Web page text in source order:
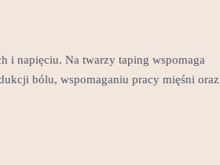
i napięciu. Na twarzy taping wspomaga
bólu, wspomaganiu pracy mięśni oraz